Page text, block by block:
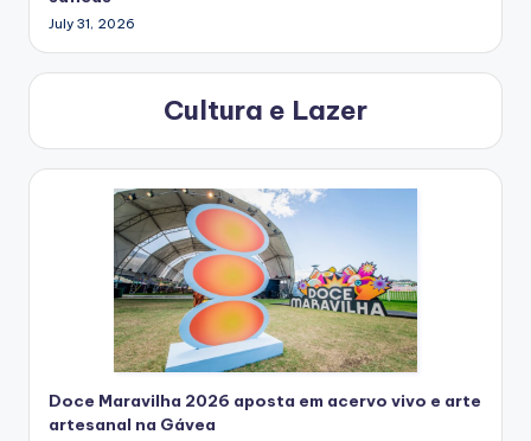
July 31, 2026
Cultura e Lazer
Doce Maravilha 2026 aposta em acervo vivo e arte
artesanal na Gávea